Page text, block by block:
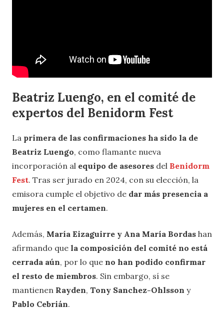
Beatriz Luengo, en el comité de
expertos del Benidorm Fest
La primera de las confirmaciones ha sido la de
Beatriz Luengo, como flamante nueva
incorporación al equipo de asesores del Benidorm
Fest. Tras ser jurado en 2024, con su elección, la
emisora cumple el objetivo de dar más presencia a
mujeres en el certamen.
Además, María Eizaguirre y Ana María Bordas han
afirmando que la composición del comité no está
cerrada aún, por lo que no han podido confirmar
el resto de miembros. Sin embargo, sí se
mantienen Rayden, Tony Sanchez-Ohlsson y
Pablo Cebrián.